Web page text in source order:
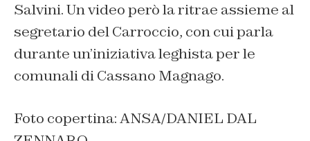
Salvini. Un video però la ritrae assieme al
segretario del Carroccio, con cui parla
durante un’iniziativa leghista per le
comunali di Cassano Magnago.
Foto copertina: ANSA/DANIEL DAL